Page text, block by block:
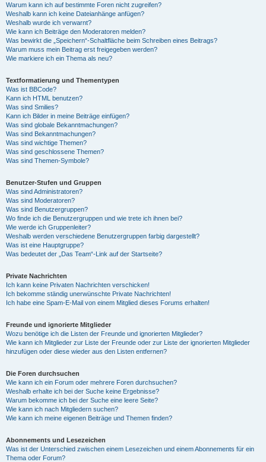
Warum kann ich auf bestimmte Foren nicht zugreifen?
Weshalb kann ich keine Dateianhänge anfügen?
Weshalb wurde ich verwarnt?
Wie kann ich Beiträge den Moderatoren melden?
Was bewirkt die „Speichern“-Schaltfläche beim Schreiben eines Beitrags?
Warum muss mein Beitrag erst freigegeben werden?
Wie markiere ich ein Thema als neu?
Textformatierung und Thementypen
Was ist BBCode?
Kann ich HTML benutzen?
Was sind Smilies?
Kann ich Bilder in meine Beiträge einfügen?
Was sind globale Bekanntmachungen?
Was sind Bekanntmachungen?
Was sind wichtige Themen?
Was sind geschlossene Themen?
Was sind Themen-Symbole?
Benutzer-Stufen und Gruppen
Was sind Administratoren?
Was sind Moderatoren?
Was sind Benutzergruppen?
Wo finde ich die Benutzergruppen und wie trete ich ihnen bei?
Wie werde ich Gruppenleiter?
Weshalb werden verschiedene Benutzergruppen farbig dargestellt?
Was ist eine Hauptgruppe?
Was bedeutet der „Das Team“-Link auf der Startseite?
Private Nachrichten
Ich kann keine Privaten Nachrichten verschicken!
Ich bekomme ständig unerwünschte Private Nachrichten!
Ich habe eine Spam-E-Mail von einem Mitglied dieses Forums erhalten!
Freunde und ignorierte Mitglieder
Wozu benötige ich die Listen der Freunde und ignorierten Mitglieder?
Wie kann ich Mitglieder zur Liste der Freunde oder zur Liste der ignorierten Mitglieder
hinzufügen oder diese wieder aus den Listen entfernen?
Die Foren durchsuchen
Wie kann ich ein Forum oder mehrere Foren durchsuchen?
Weshalb erhalte ich bei der Suche keine Ergebnisse?
Warum bekomme ich bei der Suche eine leere Seite?
Wie kann ich nach Mitgliedern suchen?
Wie kann ich meine eigenen Beiträge und Themen finden?
Abonnements und Lesezeichen
Was ist der Unterschied zwischen einem Lesezeichen und einem Abonnements für ein
Thema oder Forum?